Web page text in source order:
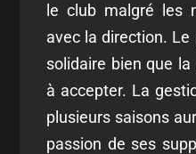
le club malgré les
avec la direction.
solidaire bien que
à accepter. La
plusieurs saisons
passion de ses